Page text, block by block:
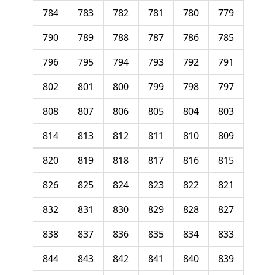
779
780
781
782
783
784
785
786
787
788
789
790
791
792
793
794
795
796
797
798
799
800
801
802
803
804
805
806
807
808
809
810
811
812
813
814
815
816
817
818
819
820
821
822
823
824
825
826
827
828
829
830
831
832
833
834
835
836
837
838
839
840
841
842
843
844